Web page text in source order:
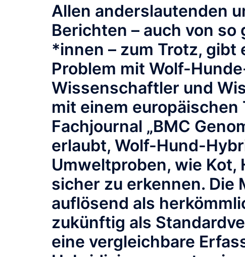
Allen anderslautenden
Berichten – auch von
*innen – zum Trotz, gibt
Problem mit Wolf-
Wissenschaftler und
mit einem europäischen
Fachjournal „BMC
erlaubt, Wolf-Hund-
Umweltproben, wie Kot,
sicher zu erkennen. Die
auflösend als
zukünftig als
eine vergleichbare